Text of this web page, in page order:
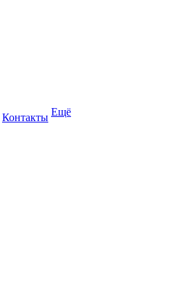
Контакты Ещё